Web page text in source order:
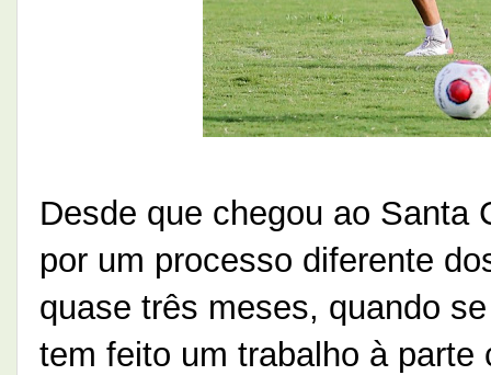
Desde que chegou ao Santa
por um processo diferente
quase três meses, quando
tem feito um trabalho à